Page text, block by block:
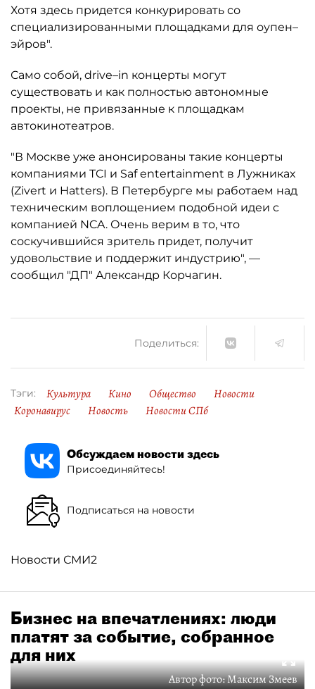
Хотя здесь придется конкурировать со
специализированными площадками для оупен–
эйров".
Само собой, drive–in концерты могут
существовать и как полностью автономные
проекты, не привязанные к площадкам
автокинотеатров.
"В Москве уже анонсированы такие концерты
компаниями TCI и Saf entertainment в Лужниках
(Zivert и Hatters). В Петербурге мы работаем над
техническим воплощением подобной идеи с
компанией NCA. Очень верим в то, что
соскучившийся зритель придет, получит
удовольствие и поддержит индустрию", —
сообщил "ДП" Александр Корчагин.
Поделиться:
Тэги: Культура Кино Общество
Новости
Коронавирус
Новость Новости СПб
Обсуждаем новости здесь
Присоединяйтесь!
Подписаться на новости
Новости СМИ2
Бизнес на впечатлениях: люди
платят за событие, собранное
для них
Автор фото:Максим Змеев